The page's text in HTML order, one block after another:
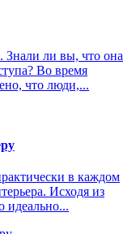
Знали ли вы, что она
Во время
что люди,...
в каждом
Исходя из
идеально...